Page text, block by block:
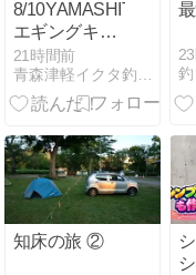
8/10YAMASHITA
エギングキャ
ンペーン2026
秋‼
21時間前
知床の旅 ②